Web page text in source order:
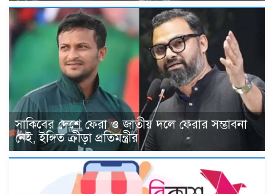
সাকিবের দেশে ফেরা ও জাতীয় দলে ফেরার সম্ভাবনা
নেই, ইঙ্গিত ক্রীড়া প্রতিমন্ত্রীর